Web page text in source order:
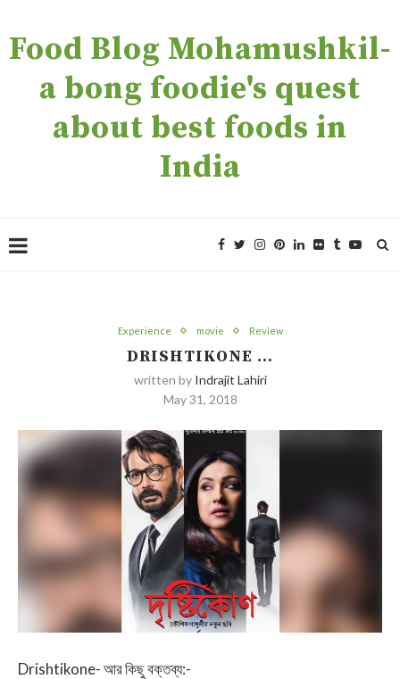
Food Blog Mohamushkil-
a bong foodie's quest
about best foods in
India
Experience movie Review
DRISHTIKONE …
written by Indrajit Lahiri
May 31, 2018
Drishtikone- আর কিছু বক্তব্য:-